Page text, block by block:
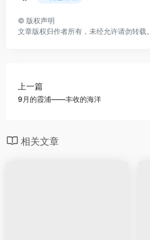
© 版权声明
文章版权归作者所有，未经允许请勿转载。
上一篇
9月的霞浦——丰收的海洋
相关文章